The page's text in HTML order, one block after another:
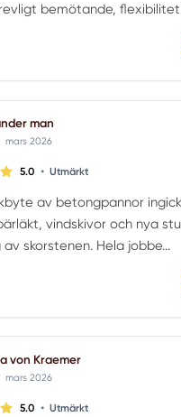
bemötande,
man
mars 2026
5.0 • Utmärkt
av betongpannor
vindskivor och nya
skorstenen. Hela jobbe...
von Kraemer
mars 2026
5.0 • Utmärkt